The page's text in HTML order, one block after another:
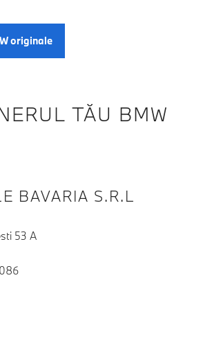
originale
TĂU BMW
BAVARIA S.R.L
53 A